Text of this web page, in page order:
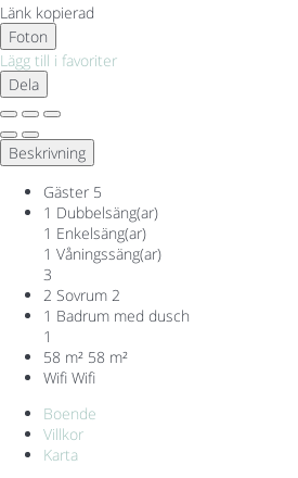
Länk kopierad
Foton
Lägg till i favoriter
Dela
Beskrivning
Gäster 5
1 Dubbelsäng(ar)
1 Enkelsäng(ar)
1 Våningssäng(ar)
3
2 Sovrum 2
1 Badrum med dusch
1
58 m² 58 m²
Wifi Wifi
Boende
Villkor
Karta